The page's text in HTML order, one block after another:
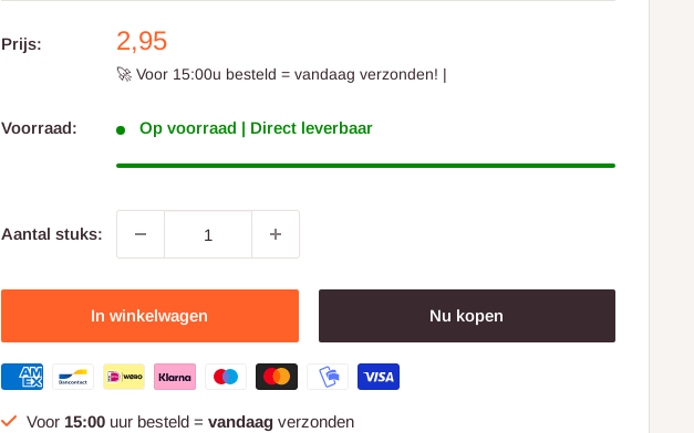
Prijs:
Aanbieding
prijs
2,95
🚀 Voor 15:00u besteld = vandaag verzonden! |
Voorraad: Op voorraad | Direct leverbaar
Aantal stuks:
In winkelwagen Nu kopen
Voor 15:00 uur besteld = vandaag verzonden